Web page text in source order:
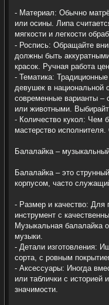
- Материал: Обычно
или осины. Липа
мягкости и легкости
- Роспись: Обращайте
должны быть
красок. Ручная работа
- Тематика:
девушек в национальной
современные варианты –
или животными.
- Количество кукол: Чем
мастерство исполнителя.
Балалайка –
Балалайка – это
корпусом, часто
- Размер и качество: Для
инструмент с
Музыкальная балалайка
музыки.
- Детали изготовления:
сорта, с ровным
- Аксессуары: Иногда
или таблички с историей
значимости.